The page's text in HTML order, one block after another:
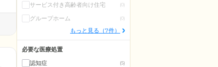
サービス付き高齢者向け住宅 (0)
グループホーム (0)
もっと見る（7件）
必要な医療処置
認知症
(5)